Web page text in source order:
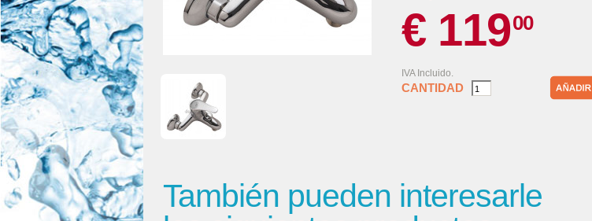
€ 11900
IVA Incluido.
CANTIDAD
También pueden interesarle